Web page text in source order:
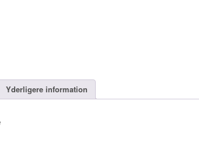
Yderligere information